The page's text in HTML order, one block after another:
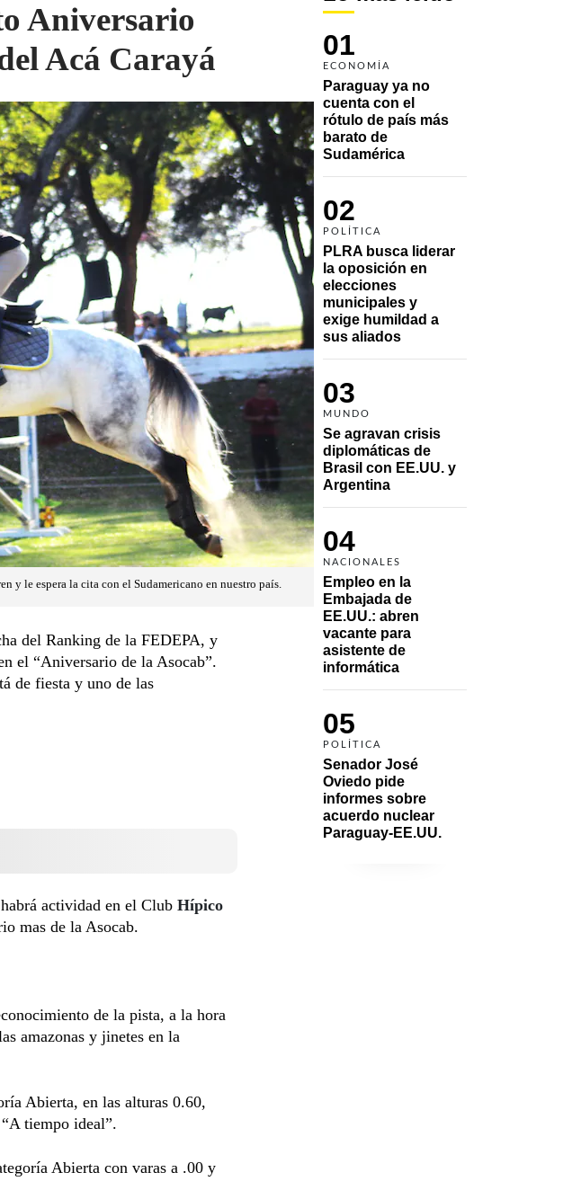
01
ECONOMÍA
Paraguay ya no
cuenta con el
rótulo de país más
barato de
Sudamérica
02
POLÍTICA
PLRA busca liderar
la oposición en
elecciones
municipales y
exige humildad a
sus aliados
03
MUNDO
Se agravan crisis
diplomáticas de
Brasil con EE.UU. y
Argentina
04
NACIONALES
Empleo en la
Embajada de
EE.UU.: abren
vacante para
asistente de
informática
05
POLÍTICA
Senador José
Oviedo pide
informes sobre
acuerdo nuclear
Paraguay-EE.UU.
Aniversario
Acá Carayá
y le espera la cita con el Sudamericano en nuestro país.
del Ranking de la FEDEPA, y
el “Aniversario de la Asocab”.
de fiesta y uno de las
actividad en el Club Hípico
mas de la Asocab.
de la pista, a la hora
amazonas y jinetes en la
Abierta, en las alturas 0.60,
tiempo ideal”.
Abierta con varas a .00 y